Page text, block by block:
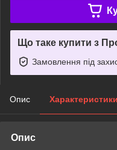
Що таке купити з
Замовлення під
Опис Характеристики
Опис